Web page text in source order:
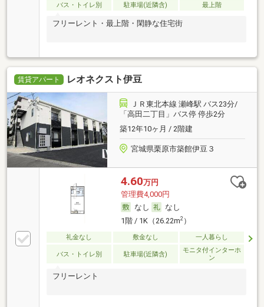
バス・トイレ別
駐車場(近隣含) 最上階
フリーレント・最上階・閑静な住宅街
賃貸アパート レオネクスト伊豆
ＪＲ東北本線 瀬峰駅 バス23分/
「高田二丁目」バス停 停歩2分
築12年10ヶ月 / 2階建
宮城県栗原市築館伊豆３
4.60万円
管理費4,000円
なし
なし
1階 / 1K（26.22m2）
礼金なし 敷金なし 一人暮らし
バス・トイレ別 駐車場(近隣含)
モニタ付インターホ
ン
フリーレント